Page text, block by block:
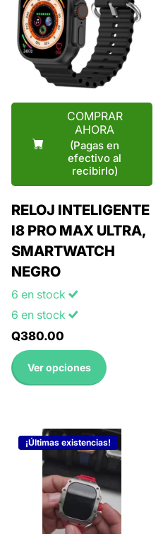
COMPRAR
AHORA
(Pagas en
efectivo al
recibirlo)
RELOJ INTELIGENTE
I8 PRO MAX ULTRA,
SMARTWATCH
NEGRO
6 en stock
6 en stock
Q380.00
Ver opciones
¡Últimas existencias!